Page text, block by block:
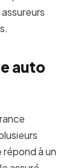
auto
à un